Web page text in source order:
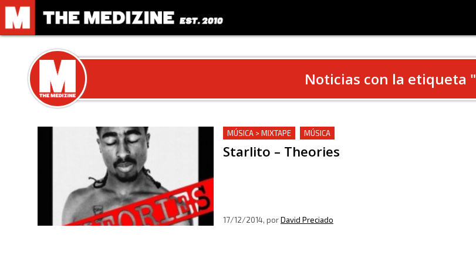
Noticias con la etiqueta "
MÚSICA > MIXTAPE MÚSICA
Starlito – Theories
17/12/2014, porDavid Preciado